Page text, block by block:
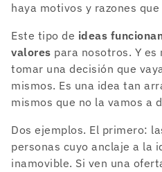
haya motivos y razones
Este tipo de ideas
valores para nosotros. Y
tomar una decisión que
mismos. Es una idea tan
mismos que no la vamos a
Dos ejemplos. El primero:
personas cuyo anclaje a la
inamovible. Si ven una